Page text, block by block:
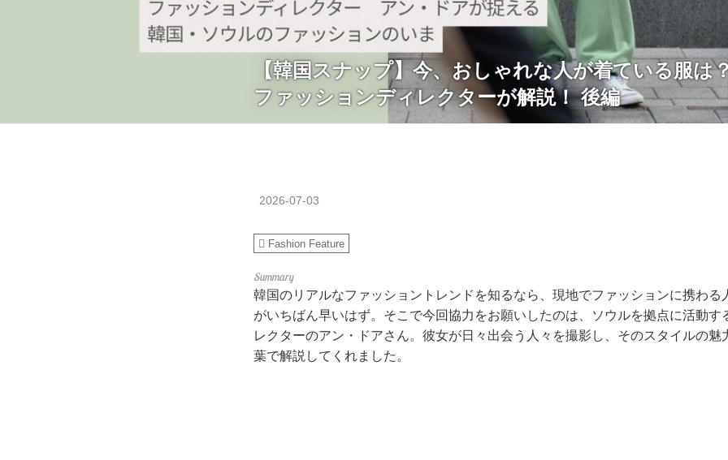
【韓国スナップ】今、おしゃれな人が着ている服は
ファッションディレクターが解説！ 後編
2026-07-03
Fashion Feature
韓国のリアルなファッショントレンドを知るなら、現地でファッションに携わる
がいちばん早いはず。そこで今回協力をお願いしたのは、ソウルを拠点に活動す
レクターのアン・ドアさん。彼女が日々出会う人々を撮影し、そのスタイルの魅
葉で解説してくれました。